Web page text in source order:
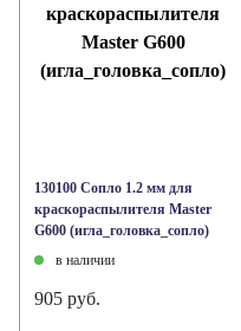
130100 Сопло 1.2 мм для
краскораспылителя Master
G600 (игла_головка_сопло)
в наличии
905 руб.